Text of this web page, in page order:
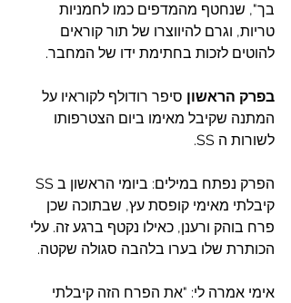
בך"‎⁠, שנחטף מהמדפים כמו לחמניות
טריות, וגרם להיווצרו של תור קוראים
להוטים לזכות בחתימת ידו של המחבר.
בפרק הראשון סיפר רודולף לקוראיו על
המתנה שקיבל מאימו ביום הצטרפותו
לשורות ה SS.
קיבלתי מאימי קופסת עץ, שבתוכה שכן
פרח בוהק ורענן, כאילו נקטף ברגע זה. עלי
הכותרת שלו בערו בלהבה סגולה שקטה.
אימי אמרה לי: "את הפרח הזה קיבלתי